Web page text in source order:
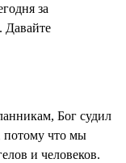
за
Давайте
Бог судил
потому что мы
и человеков.